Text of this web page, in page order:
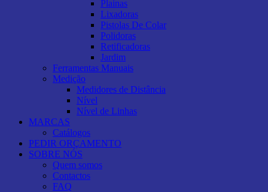
Plainas
Lixadoras
Pistolas De Colar
Polidoras
Retificadoras
Jardim
Ferramentas Manuais
Medição
Medidores de Distância
Nível
Nível de Linhas
MARCAS
Catálogos
PEDIR ORÇAMENTO
SOBRE NÓS
Quem somos
Contactos
FAQ